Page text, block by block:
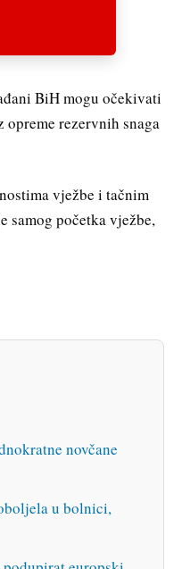
BiH mogu očekivati
rezervnih snaga
vježbe i tačnim
samog početka vježbe,
novčane
u bolnici,